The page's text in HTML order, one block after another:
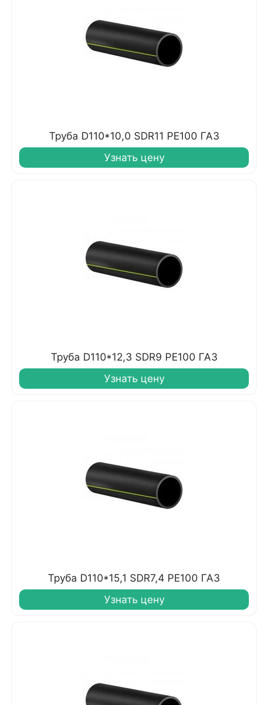
Труба D110*10,0 SDR11 PE100 ГАЗ
Узнать цену
Труба D110*12,3 SDR9 PE100 ГАЗ
Узнать цену
Труба D110*15,1 SDR7,4 PE100 ГАЗ
Узнать цену